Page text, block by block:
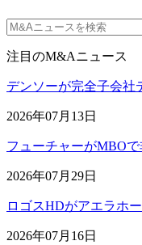
注目のM&Aニュース
デンソーが完全子会社
2026年07月13日
フューチャーがMBO
2026年07月29日
ロゴスHDがアエラホ
2026年07月16日